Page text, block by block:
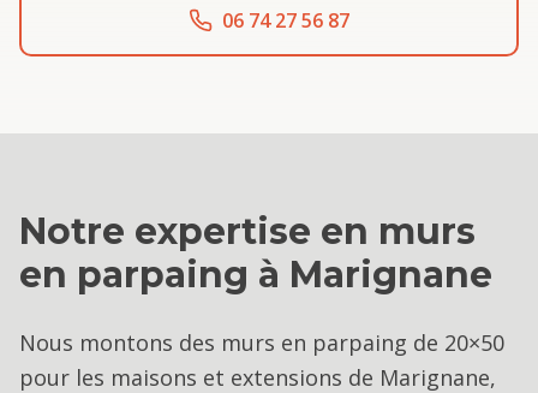
06 74 27 56 87
Notre expertise en murs
en parpaing à Marignane
Nous montons des murs en parpaing de 20×50
pour les maisons et extensions de Marignane,